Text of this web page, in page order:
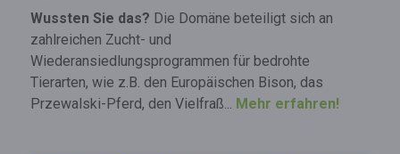
Wussten Sie das? Die Domäne beteiligt sich an
zahlreichen Zucht- und
Wiederansiedlungsprogrammen für bedrohte
Tierarten, wie z.B. den Europäischen Bison, das
Przewalski-Pferd, den Vielfraß... Mehr erfahren!